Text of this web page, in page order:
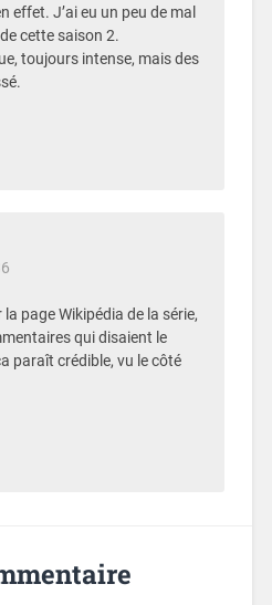
effet. J’ai eu un peu de mal
cette saison 2.
toujours intense, mais des
page Wikipédia de la série,
qui disaient le
paraît crédible, vu le côté